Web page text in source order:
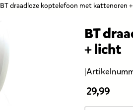
BT draadloze koptelefoon met kattenoren
BT
+ licht
|
De
prijs
29,99